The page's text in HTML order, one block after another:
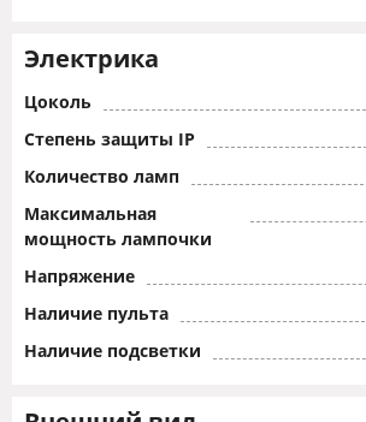
Электрика
Цоколь
Степень защиты IP
Количество ламп
Максимальная
мощность лампочки
Напряжение
Наличие пульта
Наличие подсветки